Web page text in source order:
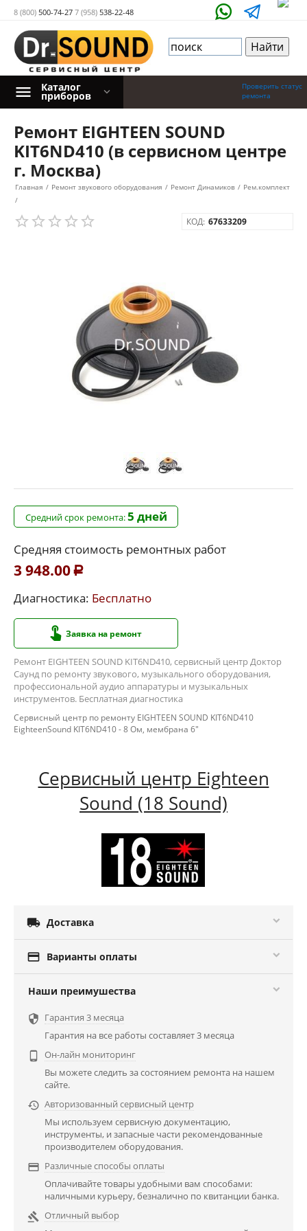
8 (800) 500-74-27 7 (958) 538-22-48
Проверить статус
ремонта
Каталог
приборов
Ремонт EIGHTEEN SOUND
KIT6ND410 (в сервисном центре
г. Москва)
Главная / Ремонт звукового оборудования / Ремонт Динамиков / Рем.комплект
/
КОД: 67633209
Средний срок ремонта:5 дней
Средняя стоимость ремонтных работ
3 948.00 Р
Диагностика: Бесплатно
Заявка на ремонт
Ремонт EIGHTEEN SOUND KIT6ND410, сервисный центр Доктор
Саунд по ремонту звукового, музыкального оборудования,
профессиональной аудио аппаратуры и музыкальных
инструментов. Бесплатная диагностика
Сервисный центр по ремонту EIGHTEEN SOUND KIT6ND410
EighteenSound KIT6ND410 - 8 Ом, мембрана 6"
Сервисный центр Eighteen
Sound (18 Sound)
 Доставка
 Варианты оплаты
Наши преимушества
 Гарантия 3 месяца
Гарантия на все работы составляет 3 месяца

Он-лайн мониторинг
Вы можете следить за состоянием ремонта на нашем
сайте.
 Авторизованный сервисный центр
Мы используем сервисную документацию,
инструменты, и запасные части рекомендованные
производителем оборудования.
 Различные способы оплаты
Оплачивайте товары удобными вам способами:
наличными курьеру, безналично по квитанции банка.
 Отличный выбор